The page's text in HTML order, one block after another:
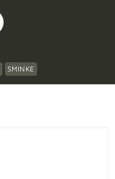
SMINKE